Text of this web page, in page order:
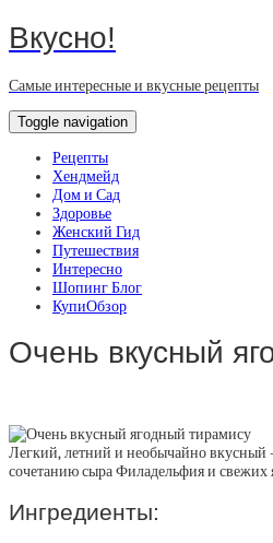
Вкусно!
Самые интересные и вкусные рецепты
Toggle navigation
Рецепты
Хендмейд
Дом и Сад
Здоровье
Женский Гид
Путешествия
Интересно
Шопинг Блог
КупиОбзор
Очень вкусный
Легкий, летний и необычайно вкусный
сочетанию сыра Филадельфия и свежих
Ингредиенты: